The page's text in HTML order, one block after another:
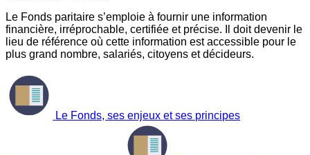
Le Fonds paritaire s’emploie à fournir une information
financière, irréprochable, certifiée et précise. Il doit devenir le
lieu de référence où cette information est accessible pour le
plus grand nombre, salariés, citoyens et décideurs.
Le Fonds, ses enjeux et ses principes